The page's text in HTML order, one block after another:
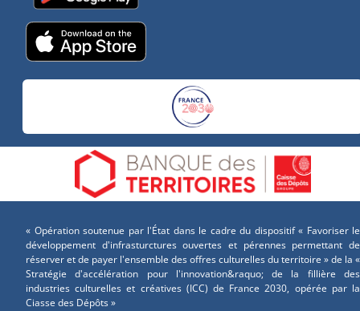
« Opération soutenue par l'État dans le cadre du dispositif « Favoriser le
développement d'infrasturctures ouvertes et pérennes permettant de
réserver et de payer l'ensemble des offres culturelles du territoire » de la «
Stratégie d'accélération pour l'innovation&raquo; de la fillière des
industries culturelles et créatives (ICC) de France 2030, opérée par la
Ciasse des Dépôts »